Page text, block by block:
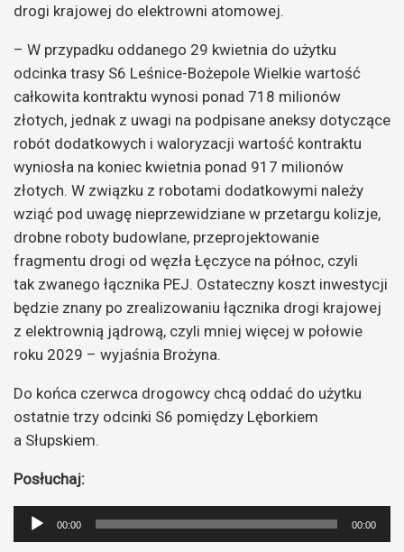
drogi krajowej do elektrowni atomowej.
– W przypadku oddanego 29 kwietnia do użytku
odcinka trasy S6 Leśnice-Bożepole Wielkie wartość
całkowita kontraktu wynosi ponad 718 milionów
złotych, jednak z uwagi na podpisane aneksy dotyczące
robót dodatkowych i waloryzacji wartość kontraktu
wyniosła na koniec kwietnia ponad 917 milionów
złotych. W związku z robotami dodatkowymi należy
wziąć pod uwagę nieprzewidziane w przetargu kolizje,
drobne roboty budowlane, przeprojektowanie
fragmentu drogi od węzła Łęczyce na północ, czyli
tak zwanego łącznika PEJ. Ostateczny koszt inwestycji
będzie znany po zrealizowaniu łącznika drogi krajowej
z elektrownią jądrową, czyli mniej więcej w połowie
roku 2029 – wyjaśnia Brożyna.
Do końca czerwca drogowcy chcą oddać do użytku
ostatnie trzy odcinki S6 pomiędzy Lęborkiem
a Słupskiem.
Posłuchaj:
Odtwarzacz
plików
00:00 00:00